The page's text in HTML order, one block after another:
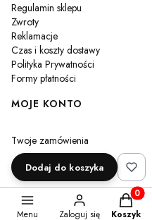
Regulamin sklepu
Zwroty
Reklamacje
Czas i koszty dostawy
Polityka Prywatności
Formy płatności
MOJE KONTO
Twoje zamówienia
Ustawienia konta
Przechowalnia
Sklep internetowyShoper Premium
Dodaj do koszyka
Menu Zaloguj się Koszyk